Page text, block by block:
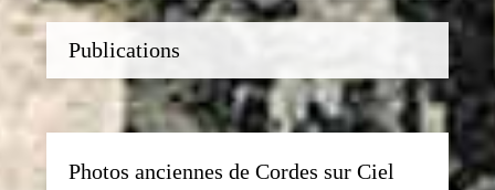
Publications
Photos anciennes de Cordes sur Ciel